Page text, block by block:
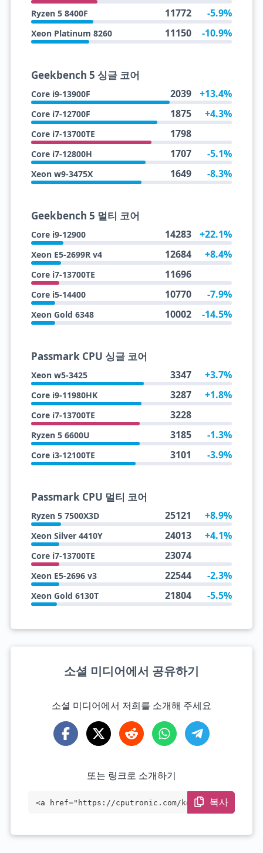
Ryzen 5 8400F 11772 -5.9%
Xeon Platinum 8260 11150 -10.9%
Geekbench 5 싱글 코어
Core i9-13900F 2039 +13.4%
Core i7-12700F 1875 +4.3%
Core i7-13700TE 1798
Core i7-12800H 1707 -5.1%
Xeon w9-3475X 1649 -8.3%
Geekbench 5 멀티 코어
Core i9-12900 14283 +22.1%
Xeon E5-2699R v4 12684 +8.4%
Core i7-13700TE 11696
Core i5-14400 10770 -7.9%
Xeon Gold 6348 10002 -14.5%
Passmark CPU 싱글 코어
Xeon w5-3425 3347 +3.7%
Core i9-11980HK 3287 +1.8%
Core i7-13700TE 3228
Ryzen 5 6600U 3185 -1.3%
Core i3-12100TE 3101 -3.9%
Passmark CPU 멀티 코어
Ryzen 5 7500X3D 25121 +8.9%
Xeon Silver 4410Y 24013 +4.1%
Core i7-13700TE 23074
Xeon E5-2696 v3 22544 -2.3%
Xeon Gold 6130T 21804 -5.5%
소셜 미디어에서 공유하기
소셜 미디어에서 저희를 소개해 주세요
또는 링크로 소개하기
<a href="https://cputronic.com/ko/cpu/in
복사